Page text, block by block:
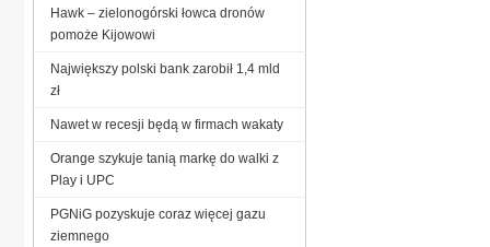
Hawk – zielonogórski łowca dronów
pomoże Kijowowi
Największy polski bank zarobił 1,4 mld
zł
Nawet w recesji będą w firmach wakaty
Orange szykuje tanią markę do walki z
Play i UPC
PGNiG pozyskuje coraz więcej gazu
ziemnego